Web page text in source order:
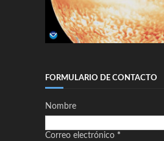
FORMULARIO DE CONTACTO
Nombre
Correo electrónico *